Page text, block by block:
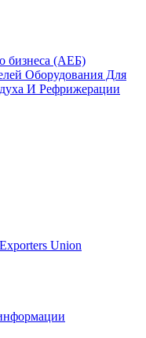
бизнеса (АЕБ)
Оборудования Для
И Рефрижерации
Union